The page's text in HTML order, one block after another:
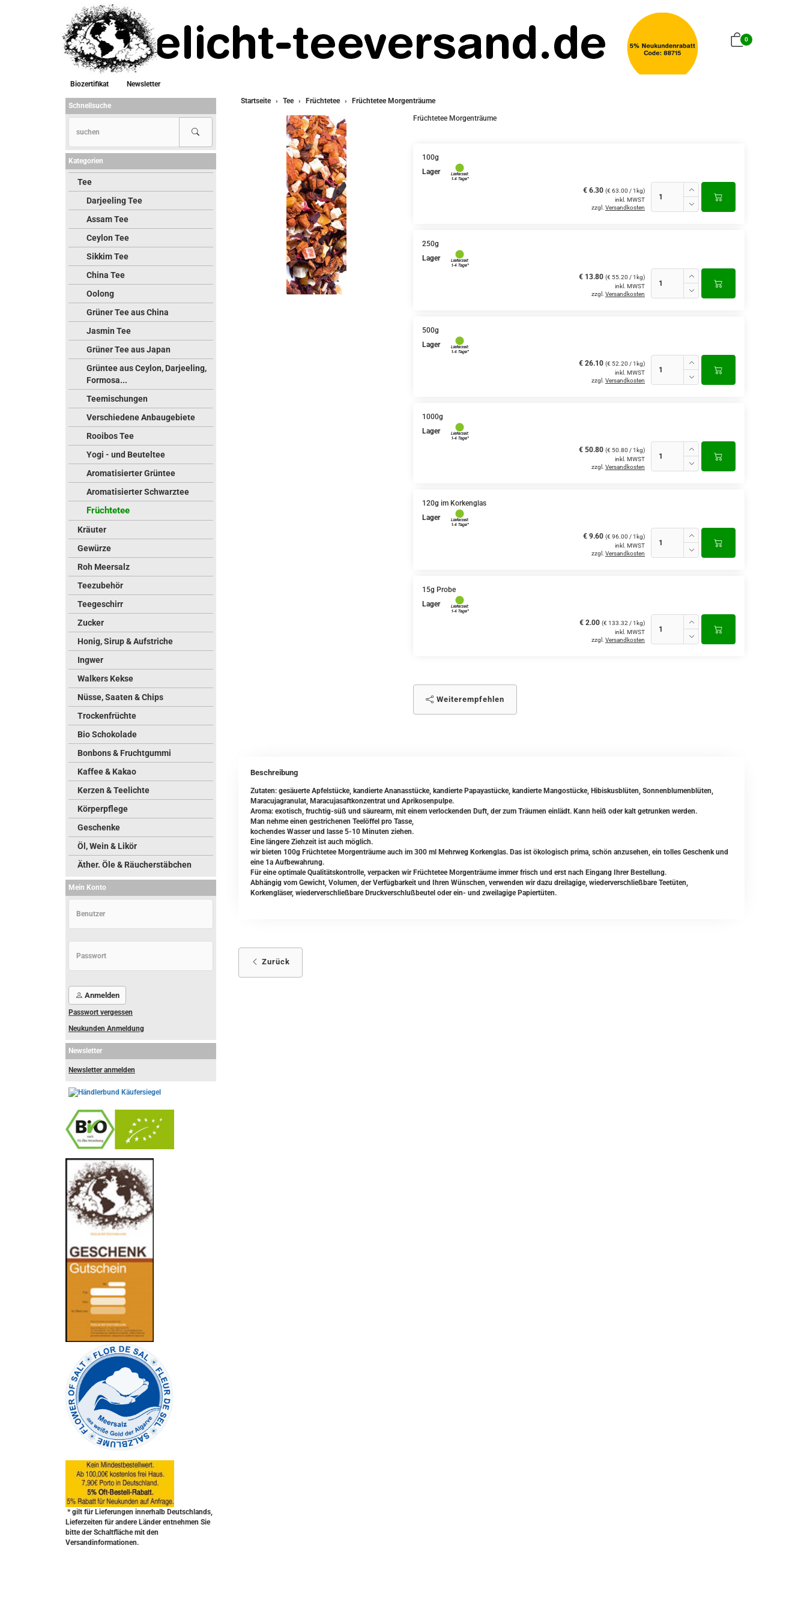
0
Biozertifikat
Newsletter
Startseite
Tee Früchtetee Früchtetee Morgenträume
Früchtetee Morgenträume
100g
Lager
€ 6.30 (€ 63.00 / 1kg)
inkl. MWST
zzgl. Versandkosten
250g
Lager
€ 13.80 (€ 55.20 / 1kg)
inkl. MWST
zzgl. Versandkosten
500g
Lager
€ 26.10 (€ 52.20 / 1kg)
inkl. MWST
zzgl. Versandkosten
1000g
Lager
€ 50.80 (€ 50.80 / 1kg)
inkl. MWST
zzgl. Versandkosten
120g im Korkenglas
Lager
€ 9.60 (€ 96.00 / 1kg)
inkl. MWST
zzgl. Versandkosten
15g Probe
Lager
€ 2.00 (€ 133.32 / 1kg)
inkl. MWST
zzgl. Versandkosten
Weiterempfehlen
Beschreibung
Zutaten: gesäuerte Apfelstücke, kandierte Ananasstücke, kandierte Papayastücke, kandierte Mangostücke, Hibiskusblüten, Sonnenblumenblüten,
Maracujagranulat, Maracujasaftkonzentrat und Aprikosenpulpe.
Aroma: exotisch, fruchtig-süß und säurearm, mit einem verlockenden Duft, der zum Träumen einlädt. Kann heiß oder kalt getrunken werden.
Man nehme einen gestrichenen Teelöffel pro Tasse,
kochendes Wasser und lasse 5-10 Minuten ziehen.
Eine längere Ziehzeit ist auch möglich.
wir bieten 100g Früchtetee Morgenträume auch im 300 ml Mehrweg Korkenglas. Das ist ökologisch prima, schön anzusehen, ein tolles Geschenk und
eine 1a Aufbewahrung.
Für eine optimale Qualitätskontrolle, verpacken wir Früchtetee Morgenträume immer frisch und erst nach Eingang Ihrer Bestellung.
Abhängig vom Gewicht, Volumen, der Verfügbarkeit und Ihren Wünschen, verwenden wir dazu dreilagige, wiederverschließbare Teetüten,
Korkengläser, wiederverschließbare Druckverschlußbeutel oder ein- und zweilagige Papiertüten.
Zurück
Schnellsuche
Kategorien
Tee
Darjeeling Tee
Assam Tee
Ceylon Tee
Sikkim Tee
China Tee
Oolong
Grüner Tee aus China
Jasmin Tee
Grüner Tee aus Japan
Grüntee aus Ceylon, Darjeeling,
Formosa...
Teemischungen
Verschiedene Anbaugebiete
Rooibos Tee
Yogi - und Beuteltee
Aromatisierter Grüntee
Aromatisierter Schwarztee
Früchtetee
Kräuter
Gewürze
Roh Meersalz
Teezubehör
Teegeschirr
Zucker
Honig, Sirup & Aufstriche
Ingwer
Walkers Kekse
Nüsse, Saaten & Chips
Trockenfrüchte
Bio Schokolade
Bonbons & Fruchtgummi
Kaffee & Kakao
Kerzen & Teelichte
Körperpflege
Geschenke
Öl, Wein & Likör
Äther. Öle & Räucherstäbchen
Mein Konto
Anmelden
Passwort vergessen
Neukunden Anmeldung
Newsletter
Newsletter anmelden
* gilt für Lieferungen innerhalb Deutschlands,
Lieferzeiten für andere Länder entnehmen Sie
bitte der Schaltfläche mit den
Versandinformationen.